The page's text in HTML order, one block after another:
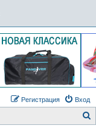
Вход
Регистрация